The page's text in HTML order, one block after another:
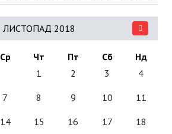
ЛИСТОПАД 2018
Ср Чт Пт Сб
Нд
1
2 3 4
7 8 9 10 11
14 15 16 17 18